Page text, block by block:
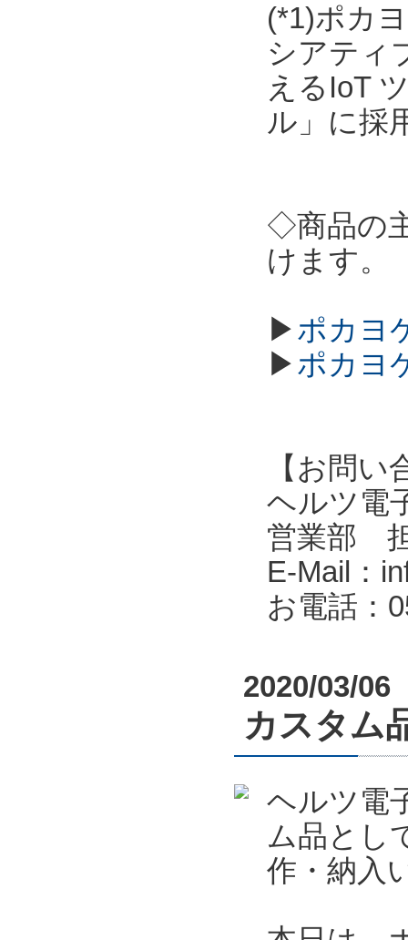
(*1)ポカ
シアティ
えるIoT
ル」に採
◇商品の
けます。
▶ポカヨ
▶ポカヨ
【お問い
ヘルツ電
営業部
E-Mail：
お電話：
2020/03/06
カスタム
ヘルツ電
ム品とし
作・納入